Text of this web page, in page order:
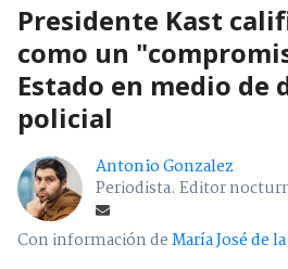
Presidente Kast
como un
Estado en medio de
policial
Antonio Gonzalez
Periodista. Editor
Con información deMaría José de